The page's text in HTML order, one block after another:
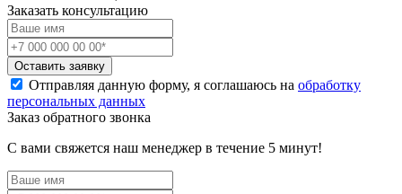
Заказать консультацию
Оставить заявку
Отправляя данную форму, я соглашаюсь на обработку
персональных данных
Заказ обратного звонка
С вами свяжется наш менеджер в течение 5 минут!